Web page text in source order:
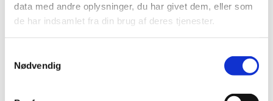
data med andre oplysninger, du har givet dem, eller som
de har indsamlet fra din brug af deres tjenester.
Nødvendig
Fristen i 2024 for lægemiddelansøgninger og
ansøgninger om kliniske lægemiddelforsøg er
den 20. december 2024
Lægemiddelstyrelsen har lukket mellem jul og nytår, til og